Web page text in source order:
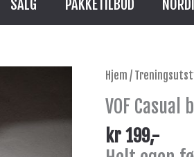
SALG PAKKETILBUD
Hjem /
VOF Casual
kr199,-
VOF
boxer
rød
antall